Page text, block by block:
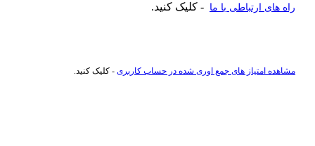
راه های ارتباطی با ما - کلیک کنید.
مشاهده امتیاز های جمع اوری شده در حساب کاربری - کلیک کنید.